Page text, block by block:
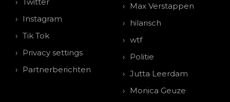
Instagram
Tik Tok
Privacy settings
Partnerberichten
Max Verstappen
hilarisch
wtf
Politie
Jutta Leerdam
Monica Geuze